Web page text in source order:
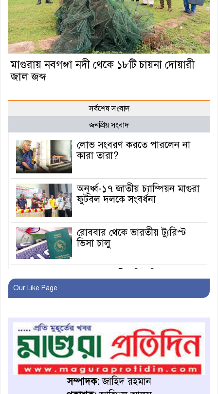
মাগুরায় নবগঙ্গা নদী থেকে ১৮টি চায়না দোয়ারী
জাল জব্দ
সর্বশেষ সংবাদ
জনপ্রিয় সংবাদ
লোভ সংবরণ করতে পারলেন না
কারা তারা?
অনূর্ধ্ব-১৭ জাতীয় চ্যাম্পিয়ন মাগুরা
ফুটবল দলকে সংবর্ধনা
রোববার থেকে ভারতীয় ট্যুরিস্ট
ভিসা চালু
অবহিতকরণ
মাগুরায় আ’লীগের প্রতিষ্ঠাবার্ষিকীর
কর্মসূচি প্রতিরোধে বিএনপির
মোটরসাইকেল শোডাউন
খুব শিঘ্রই কর্মস্থলে ফিরবেন
মাগুরার ডিসি
Our Like Page
সম্পাদক:জাহিদ রহমান